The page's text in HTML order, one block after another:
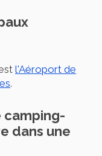
l'Aéroport de
.
camping-
dans une